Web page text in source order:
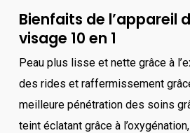
Bienfaits de l’appareil
visage 10 en 1
Peau plus lisse et nette grâce à
des rides et raffermissement
meilleure pénétration des soins
teint éclatant grâce à